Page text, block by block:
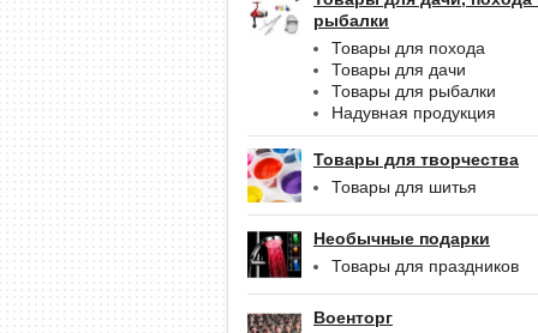
рыбалки
Товары для похода
Товары для дачи
Товары для рыбалки
Надувная продукция
Товары для творчества
Товары для шитья
Необычные подарки
Товары для праздников
Военторг